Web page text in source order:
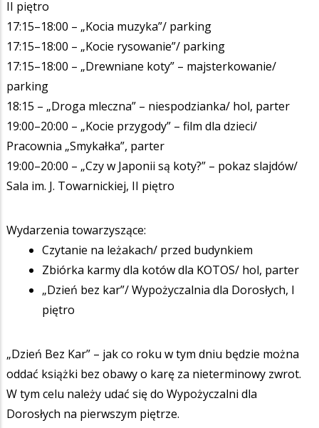
II piętro
17:15–18:00 – „Kocia muzyka”/ parking
17:15–18:00 – „Kocie rysowanie”/ parking
17:15–18:00 – „Drewniane koty” – majsterkowanie/
parking
18:15 – „Droga mleczna” – niespodzianka/ hol, parter
19:00–20:00 – „Kocie przygody” – film dla dzieci/
Pracownia „Smykałka”, parter
19:00–20:00 – „Czy w Japonii są koty?” – pokaz slajdów/
Sala im. J. Towarnickiej, II piętro
Wydarzenia towarzyszące:
Czytanie na leżakach/ przed budynkiem
Zbiórka karmy dla kotów dla KOTOS/ hol, parter
„Dzień bez kar”/ Wypożyczalnia dla Dorosłych, I
piętro
„Dzień Bez Kar” – jak co roku w tym dniu będzie można
oddać książki bez obawy o karę za nieterminowy zwrot.
W tym celu należy udać się do Wypożyczalni dla
Dorosłych na pierwszym piętrze.